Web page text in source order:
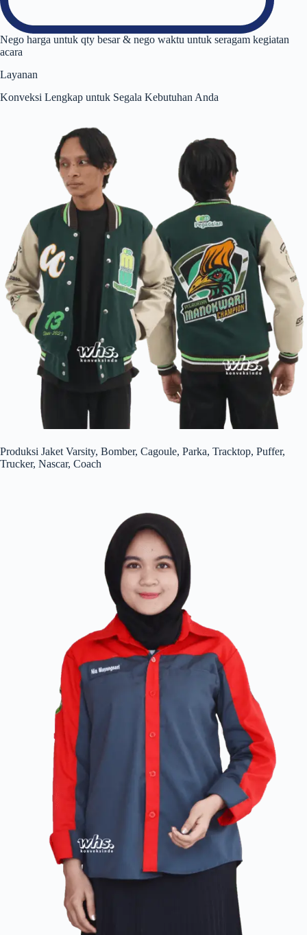
Nego harga untuk qty besar & nego waktu untuk seragam kegiatan
acara
Layanan
Konveksi Lengkap untuk Segala Kebutuhan Anda
Produksi Jaket Varsity, Bomber, Cagoule, Parka, Tracktop, Puffer,
Trucker, Nascar, Coach